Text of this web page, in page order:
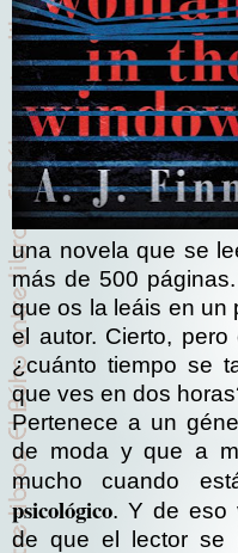
una novela que se
más de 500
que os la leáis en un
el autor. Cierto, pero
¿cuánto tiempo se
que ves en dos
Pertenece a un
de moda y que a
mucho cuando
psicológico. Y de eso
de que el lector se